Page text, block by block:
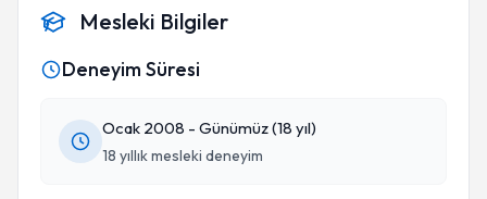
Mesleki Bilgiler
Deneyim Süresi
Ocak 2008 - Günümüz (18 yıl)
18 yıllık mesleki deneyim